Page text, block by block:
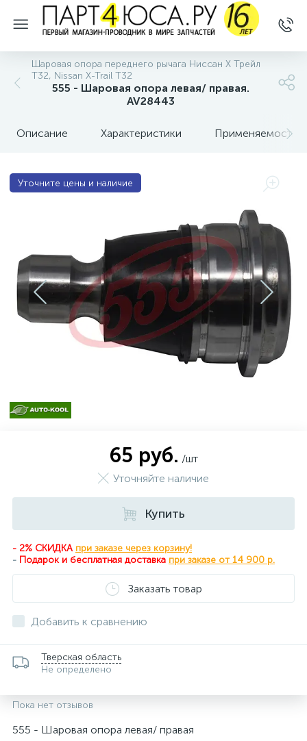
Шаровая опора переднего рычага Ниссан Х Трейл
Т32, Nissan X-Trail T32
555 - Шаровая опора левая/ правая.
AV28443
Описание Характеристики Применяемость
Уточните цены и наличие
65 руб. /шт
Уточняйте наличие
Купить
- 2% СКИДКА при заказе через корзину!
- Подарок и бесплатная доставка при заказе от 14 900 р.
Заказать товар
Добавить к сравнению
Тверская область
Не определено
Пока нет отзывов
555 - Шаровая опора левая/ правая